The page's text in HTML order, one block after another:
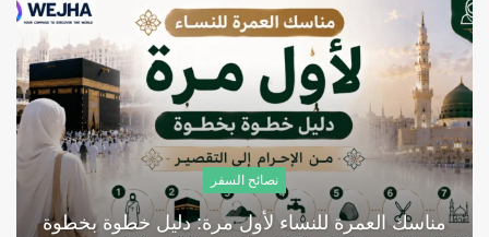
نصائح السفر
مناسك العمرة للنساء لأول مرة: دليل خطوة بخطوة